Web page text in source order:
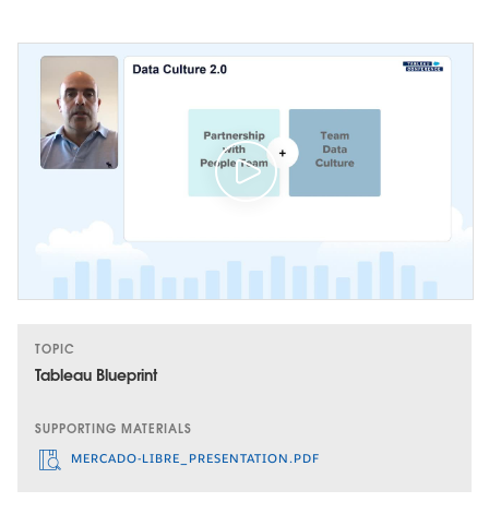
TOPIC
Tableau Blueprint
SUPPORTING MATERIALS
MERCADO-LIBRE_PRESENTATION.PDF